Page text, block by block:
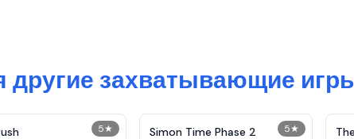
другие захватывающие
5★ 5★
Simon Time Phase 2